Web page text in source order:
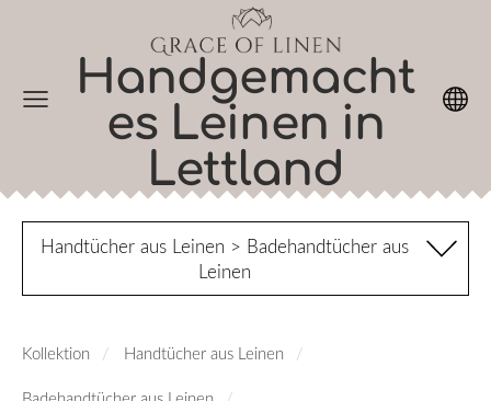
Handgemacht
es Leinen in
Lettland
Handtücher aus Leinen > Badehandtücher aus
Leinen
Kollektion Handtücher aus Leinen